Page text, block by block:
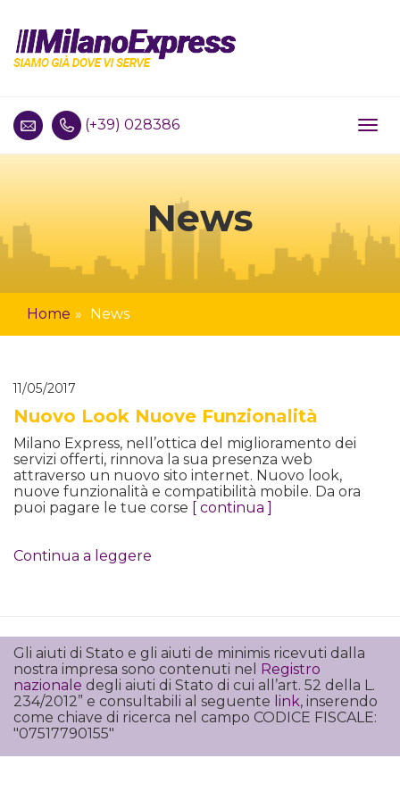
(+39) 028386
News
Home News
11/05/2017
Nuovo Look Nuove Funzionalità
Milano Express, nell’ottica del miglioramento dei
servizi offerti, rinnova la sua presenza web
attraverso un nuovo sito internet. Nuovo look,
nuove funzionalità e compatibilità mobile. Da ora
puoi pagare le tue corse [ continua ]
Continua a leggere
Gli aiuti di Stato e gli aiuti de minimis ricevuti dalla
nostra impresa sono contenuti nel Registro
nazionale degli aiuti di Stato di cui all’art. 52 della L.
234/2012” e consultabili al seguente link, inserendo
come chiave di ricerca nel campo CODICE FISCALE:
"07517790155"